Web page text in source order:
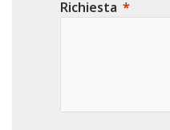
Richiesta